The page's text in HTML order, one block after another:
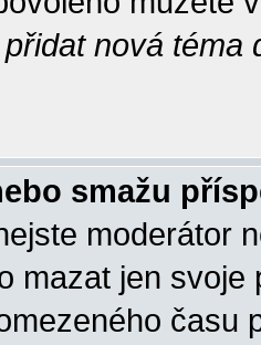
nová téma
smažu
moderátor
mazat jen